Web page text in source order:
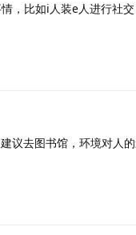
，比如i人装e人进行社
议去图书馆，环境对人